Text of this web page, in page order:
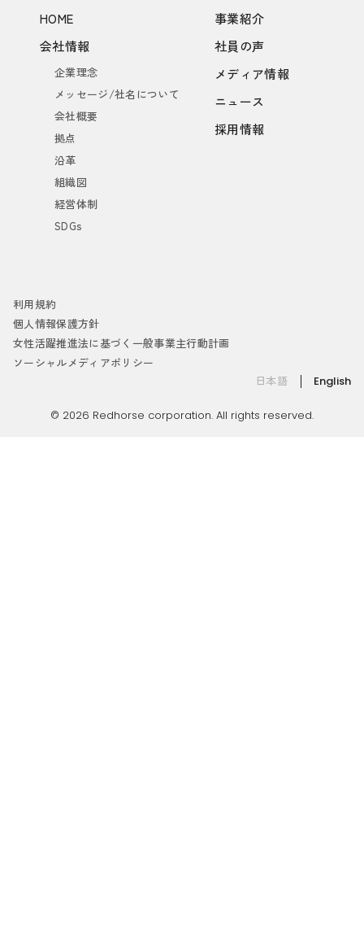
HOME
会社情報
企業理念
メッセージ/社名について
会社概要
拠点
沿革
組織図
経営体制
SDGs
事業紹介
社員の声
メディア情報
ニュース
採用情報
利用規約
個人情報保護方針
女性活躍推進法に基づく一般事業主行動計画
ソーシャルメディアポリシー
日本語
English
© 2026 Redhorse corporation. All rights reserved.